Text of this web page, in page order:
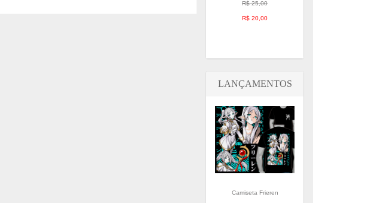
R$ 25,00
R$ 20,00
LANÇAMENTOS
Camiseta Frieren